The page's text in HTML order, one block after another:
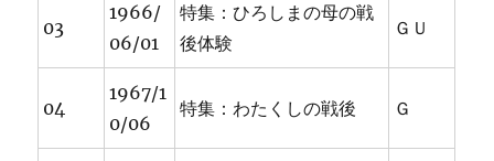
03
1966/
06/01
特集：ひろしまの母の戦
後体験
ＧＵ
04
1967/1
0/06
特集：わたくしの戦後 Ｇ